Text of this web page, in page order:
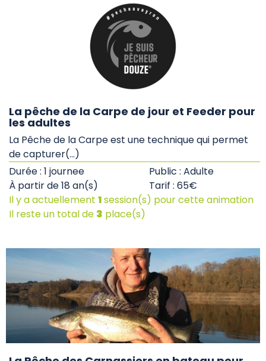
La pêche de la Carpe de jour et Feeder pour
les adultes
La Pêche de la Carpe est une technique qui permet
de capturer(...)
Durée : 1 journee
Public : Adulte
À partir de 18 an(s)
Tarif : 65€
Il y a actuellement 1session(s) pour cette animation
Il reste un total de 3 place(s)